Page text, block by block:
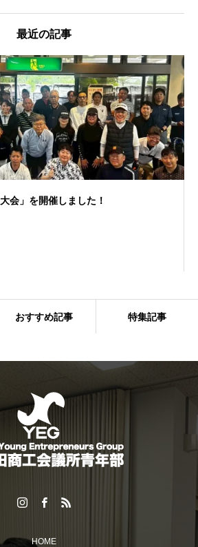
最近の記事
会」を開催しました！
わった「おのだ七夕まつり」開催！
おすすめ記事 特集記事
HOME